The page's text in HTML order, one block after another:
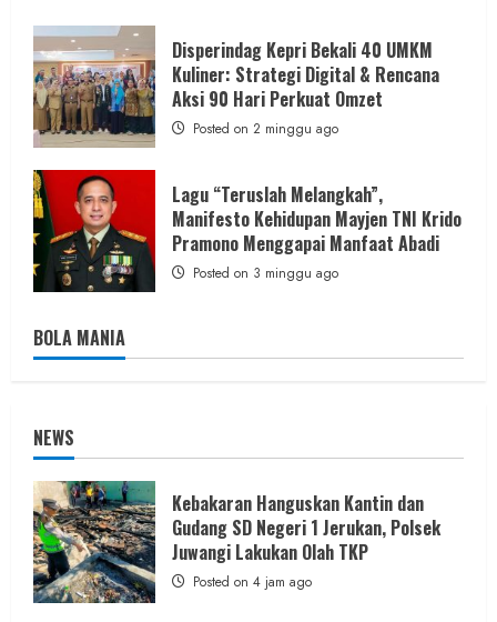
Disperindag Kepri Bekali 40 UMKM
Kuliner: Strategi Digital & Rencana
Aksi 90 Hari Perkuat Omzet
Posted on 2 minggu ago
Lagu “Teruslah Melangkah”,
Manifesto Kehidupan Mayjen TNI Krido
Pramono Menggapai Manfaat Abadi
Posted on 3 minggu ago
BOLA MANIA
NEWS
Kebakaran Hanguskan Kantin dan
Gudang SD Negeri 1 Jerukan, Polsek
Juwangi Lakukan Olah TKP
Posted on 4 jam ago